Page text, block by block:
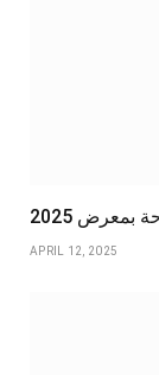
2025
APRIL 12, 2025